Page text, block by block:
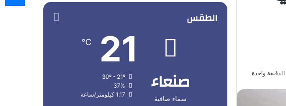
دقيقة واحدة
الطقس
صنعاء
سماء صافية
21
℃
30º - 21º
37%
1.17 كيلومتر/ساعة